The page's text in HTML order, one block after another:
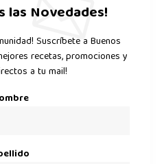
las Novedades!
Suscríbete a Buenos
recetas, promociones y
a tu mail!